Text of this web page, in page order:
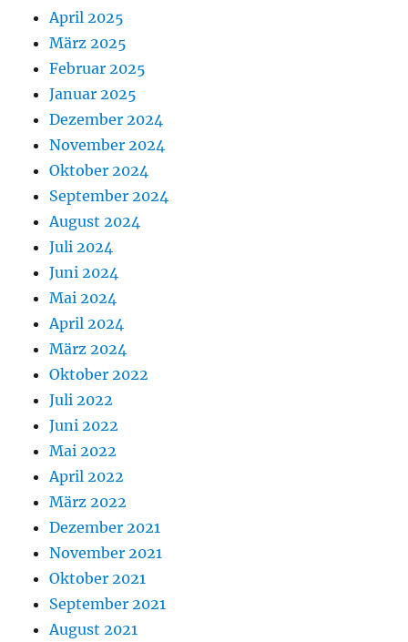
April 2025
März 2025
Februar 2025
Januar 2025
Dezember 2024
November 2024
Oktober 2024
September 2024
August 2024
Juli 2024
Juni 2024
Mai 2024
April 2024
März 2024
Oktober 2022
Juli 2022
Juni 2022
Mai 2022
April 2022
März 2022
Dezember 2021
November 2021
Oktober 2021
September 2021
August 2021